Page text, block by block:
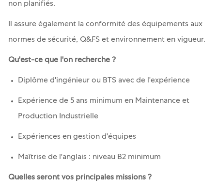
non planifiés.
Il assure également la conformité des équipements aux
normes de sécurité, Q&FS et environnement en vigueur.
Qu'est-ce que l'on recherche ?
Diplôme d'ingénieur ou BTS avec de l'expérience
Expérience de 5 ans minimum en Maintenance et
Production Industrielle
Expériences en gestion d'équipes
Maîtrise de l'anglais : niveau B2 minimum
Quelles seront vos principales missions ?